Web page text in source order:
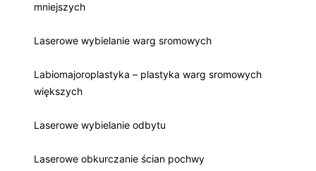
mniejszych
Laserowe wybielanie warg sromowych
Labiomajoroplastyka – plastyka warg sromowych
większych
Laserowe wybielanie odbytu
Laserowe obkurczanie ścian pochwy